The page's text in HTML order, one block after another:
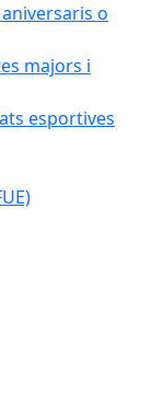
o
majors i
esportives